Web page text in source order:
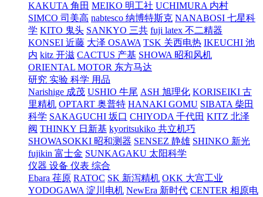
KAKUTA 角田 MEIKO 明工社 UCHIMURA 内村
SIMCO 司美高 nabtesco 纳博特斯克 NANABOSI 七星科
学 KITO 鬼头 SANKYO 三共 fuji latex 不二精器
KONSEI 近藤 大泽 OSAWA TSK 关西电热 IKEUCHI 池
内 kitz 开滋 CACTUS 产基 SHOWA 昭和风机
ORIENTAL MOTOR 东方马达
研究 实验 科学 用品
Narishige 成茂 USHIO 牛尾 ASH 旭理化 KORISEIKI 古
里精机 OPTART 奥普特 HANAKI GOMU SIBATA 柴田
科学 SAKAGUCHI 坂口 CHIYODA 千代田 KITZ 北泽
阀 THINKY 日新基 kyoritsukiko 共立机巧
SHOWASOKKI 昭和测器 SENSEZ 静雄 SHINKO 新光
fujikin 富士金 SUNKAGAKU 太阳科学
仪器 设备 仪表 综合
Ebara 荏原 RATOC SK 新泻精机 OKK 大宫工业
YODOGAWA 淀川电机 NewEra 新时代 CENTER 相原电